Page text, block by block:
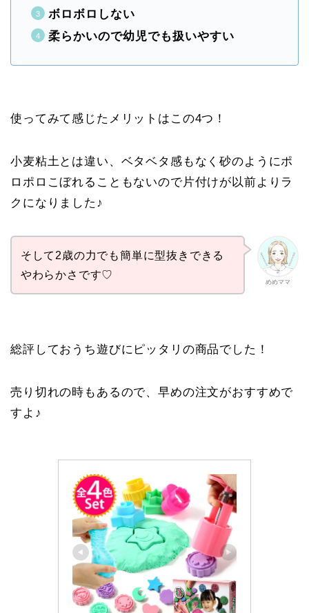
ボロボロしない
柔らかいので幼児でも扱いやすい
使ってみて感じたメリットはこの4つ！
小麦粘土とは違い、ベタベタ感もなく砂のようにポ
ロポロこぼれることもないので片付けが以前よりラ
クになりました♪
めめママ
そして2歳の力でも簡単に型抜きできる
やわらかさです♡
総評しておうち遊びにピッタリの商品でした！
売り切れの時もあるので、早めの注文がおすすめで
すよ♪